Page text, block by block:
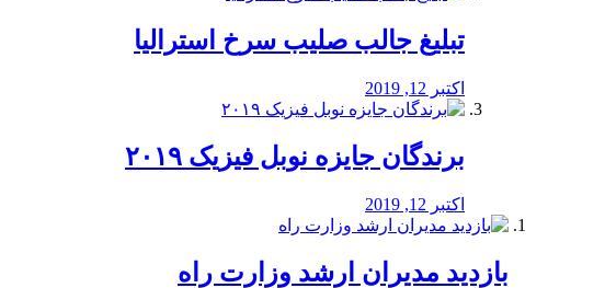
تبلیغ جالب صلیب سرخ استرالیا
اکتبر 12, 2019
برندگان جایزه نوبل فیزیک ۲۰۱۹
اکتبر 12, 2019
بازدید مدیران ارشد وزارت راه